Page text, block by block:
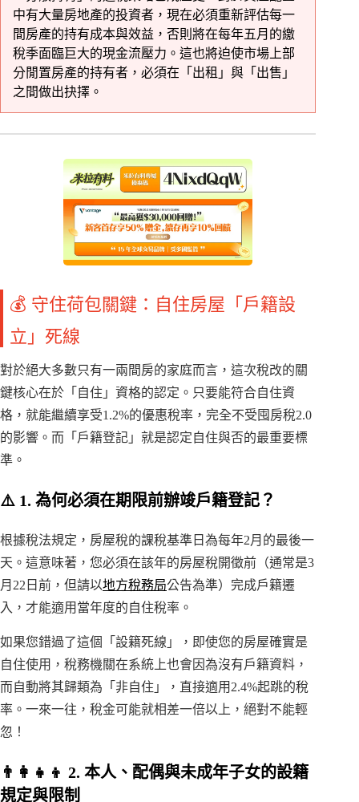
中有大量房地產的投資者，現在必須重新評估每一
間房產的持有成本與效益，否則將在每年五月的繳
稅季面臨巨大的現金流壓力。這也將迫使市場上部
分閒置房產的持有者，必須在「出租」與「出售」
之間做出抉擇。
💰 守住荷包關鍵：自住房屋「戶籍設
立」死線
對於絕大多數只有一兩間房的家庭而言，這次稅改的關
鍵核心在於「自住」資格的認定。只要能符合自住資
格，就能繼續享受1.2%的優惠稅率，完全不受囤房稅2.0
的影響。而「戶籍登記」就是認定自住與否的最重要標
準。
⚠️ 1. 為何必須在期限前辦竣戶籍登記？
根據稅法規定，房屋稅的課稅基準日為每年2月的最後一
天。這意味著，您必須在該年的房屋稅開徵前（通常是3
月22日前，但請以地方稅務局公告為準）完成戶籍遷
入，才能適用當年度的自住稅率。
如果您錯過了這個「設籍死線」，即使您的房屋確實是
自住使用，稅務機關在系統上也會因為沒有戶籍資料，
而自動將其歸類為「非自住」，直接適用2.4%起跳的稅
率。一來一往，稅金可能就相差一倍以上，絕對不能輕
忽！
👨‍👩‍👧‍👦 2. 本人、配偶與未成年子女的設籍
規定與限制